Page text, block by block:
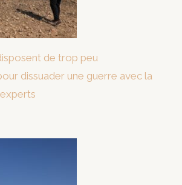
de trop peu
dissuader une guerre avec la